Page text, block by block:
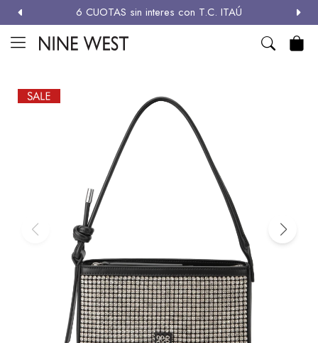
6 CUOTAS sin interes con T.C. ITAÚ

MI CUENTA
Términos y condiciones